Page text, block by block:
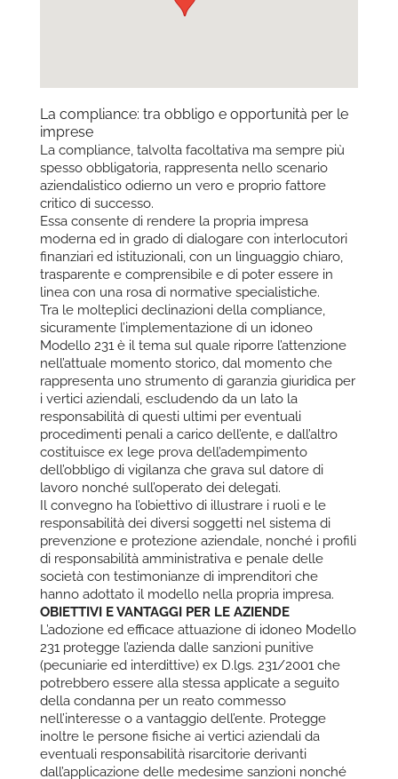
La compliance: tra obbligo e opportunità per le
imprese
La compliance, talvolta facoltativa ma sempre più
spesso obbligatoria, rappresenta nello scenario
aziendalistico odierno un vero e proprio fattore
critico di successo.
Essa consente di rendere la propria impresa
moderna ed in grado di dialogare con interlocutori
finanziari ed istituzionali, con un linguaggio chiaro,
trasparente e comprensibile e di poter essere in
linea con una rosa di normative specialistiche.
Tra le molteplici declinazioni della compliance,
sicuramente l’implementazione di un idoneo
Modello 231 è il tema sul quale riporre l’attenzione
nell’attuale momento storico, dal momento che
rappresenta uno strumento di garanzia giuridica per
i vertici aziendali, escludendo da un lato la
responsabilità di questi ultimi per eventuali
procedimenti penali a carico dell’ente, e dall’altro
costituisce ex lege prova dell’adempimento
dell’obbligo di vigilanza che grava sul datore di
lavoro nonché sull’operato dei delegati.
Il convegno ha l’obiettivo di illustrare i ruoli e le
responsabilità dei diversi soggetti nel sistema di
prevenzione e protezione aziendale, nonché i profili
di responsabilità amministrativa e penale delle
società con testimonianze di imprenditori che
hanno adottato il modello nella propria impresa.
OBIETTIVI E VANTAGGI PER LE AZIENDE
L’adozione ed efficace attuazione di idoneo Modello
231 protegge l’azienda dalle sanzioni punitive
(pecuniarie ed interdittive) ex D.lgs. 231/2001 che
potrebbero essere alla stessa applicate a seguito
della condanna per un reato commesso
nell’interesse o a vantaggio dell’ente. Protegge
inoltre le persone fisiche ai vertici aziendali da
eventuali responsabilità risarcitorie derivanti
dall’applicazione delle medesime sanzioni nonché